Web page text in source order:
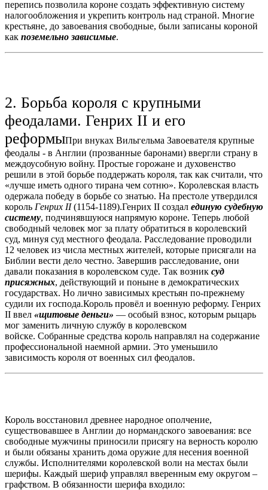
перепись позволила короне создать эффективную систему
налогообложения и укрепить контроль над страной. Многие
крестьяне, до завоевания свободные, были записаны короной
как поземельно зависимые.
2. Борьба короля с крупными
феодалами. Генрих II и его
реформыПри внуках Вильгельма Завоевателя крупные
феодалы - в Англии (прозванные баронами) ввергли страну в
междоусобную войну. Простые горожане и духовенство
решили в этой борьбе поддержать короля, так как считали, что
«лучше иметь одного тирана чем сотню». Королевская власть
одержала победу в борьбе со знатью. На престоле утвердился
король Генрих II(1154-1189).Генрих II создал единую судебную
систему, подчинявшуюся напрямую короне. Теперь любой
свободный человек мог за плату обратиться в королевский
суд, минуя суд местного феодала. Расследование проводили
12 человек из числа местных жителей, которые присягали на
Библии вести дело честно. Завершив расследование, они
давали показания в королевском суде. Так возник суд
присяжных, действующий и поныне в демократических
государствах. Но лично зависимых крестьян по-прежнему
судили их господа.Король провёл и военную реформу. Генрих
II ввел «щитовые деньги» — особый взнос, которым рыцарь
мог заменить личную службу в королевском
войске. Собранные средства король направлял на содержание
профессиональной наемной армии. Это уменьшило
зависимость короля от военных сил феодалов.
Король восстановил древнее народное ополчение,
существовавшее в Англии до нормандского завоевания: все
свободные мужчины приносили присягу на верность королю
и были обязаны хранить дома оружие для несения военной
службы. Исполнителями королевской воли на местах были
шерифы. Каждый шериф управлял вверенным ему округом –
графством. В обязанности шерифа входило: